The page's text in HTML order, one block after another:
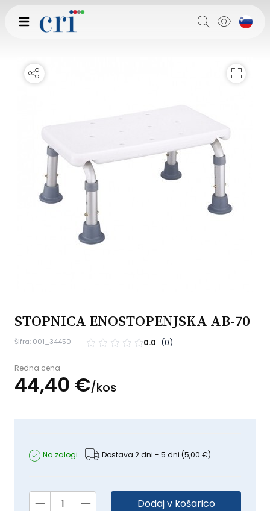
STOPNICA ENOSTOPENJSKA AB-70
Šifra: 001_34450 0.0 (0)
Redna cena
44,40 €/kos
Na zalogi Dostava 2 dni - 5 dni (5,00 €)
Dodaj v košarico